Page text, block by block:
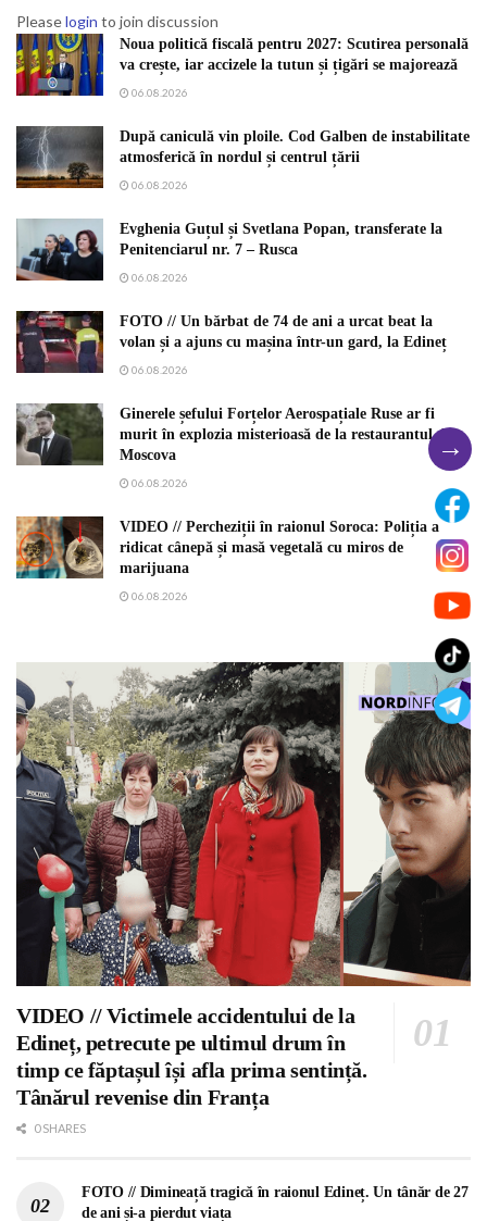
Pleaselogin to join discussion
Noua politică fiscală pentru 2027: Scutirea personală
va crește, iar accizele la tutun și țigări se majorează
06.08.2026
După caniculă vin ploile. Cod Galben de instabilitate
atmosferică în nordul și centrul țării
06.08.2026
Evghenia Guțul și Svetlana Popan, transferate la
Penitenciarul nr. 7 – Rusca
06.08.2026
FOTO // Un bărbat de 74 de ani a urcat beat la
volan și a ajuns cu mașina într-un gard, la Edineț
06.08.2026
Ginerele șefului Forțelor Aerospațiale Ruse ar fi
murit în explozia misterioasă de la restaurantul din
Moscova
06.08.2026
VIDEO // Percheziții în raionul Soroca: Poliția a
ridicat cânepă și masă vegetală cu miros de
marijuana
06.08.2026
VIDEO // Victimele accidentului de la
Edineț, petrecute pe ultimul drum în
timp ce făptașul își afla prima sentință.
Tânărul revenise din Franța
0 SHARES
FOTO // Dimineață tragică în raionul Edineț. Un tânăr de 27
de ani și-a pierdut viața
→